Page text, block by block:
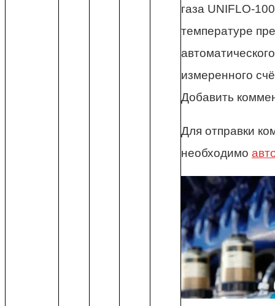
газа UNIFLO-
температуре
измеренного
Добавить
Для отправки
необходимо